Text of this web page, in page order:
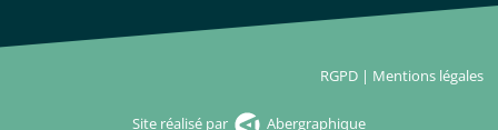
RGPD | Mentions légales
Site réalisé par Abergraphique